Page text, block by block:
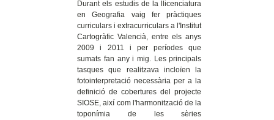
Durant els estudis de la llicenciatura
en Geografia vaig fer pràctiques
curriculars i extracurriculars a l'Institut
Cartogràfic Valencià, entre els anys
2009 i 2011 i per períodes que
sumats fan any i mig. Les principals
tasques que realitzava incloïen la
fotointerpretació necessària per a la
definició de cobertures del projecte
SIOSE, així com l'harmonització de la
toponímia de les sèries